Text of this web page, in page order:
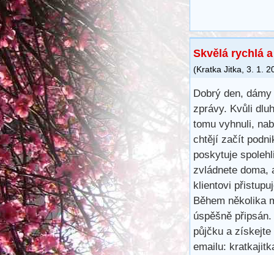
Skvělá rychlá
(Kratka Jitka 3. 1.
Dobrý den,
zprávy. Kvůli
tomu vyhnuli,
chtějí začít
poskytuje
zvládnete doma,
klientovi
Během několika
úspěšně
půjčku a získejte
emailu: